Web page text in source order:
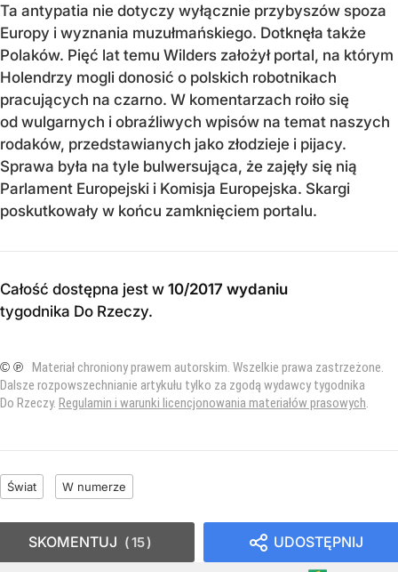
Ta antypatia nie dotyczy wyłącznie przybyszów spoza
Europy i wyznania muzułmańskiego. Dotknęła także
Polaków. Pięć lat temu Wilders założył portal, na którym
Holendrzy mogli donosić o polskich robotnikach
pracujących na czarno. W komentarzach roiło się
od wulgarnych i obraźliwych wpisów na temat naszych
rodaków, przedstawianych jako złodzieje i pijacy.
Sprawa była na tyle bulwersująca, że zajęły się nią
Parlament Europejski i Komisja Europejska. Skargi
poskutkowały w końcu zamknięciem portalu.
Całość dostępna jest w 10/2017 wydaniu
tygodnika Do Rzeczy.
© ℗ Materiał chroniony prawem autorskim. Wszelkie prawa zastrzeżone.
Dalsze rozpowszechnianie artykułu tylko za zgodą wydawcy tygodnika
Do Rzeczy. Regulamin i warunki licencjonowania materiałów prasowych.
Świat W numerze
UDOSTĘPNIJ
SKOMENTUJ 15